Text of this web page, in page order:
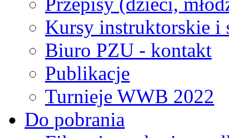
Kursy instruktorskie i
Biuro PZU - kontakt
Publikacje
Turnieje WWB 2022
Do pobrania